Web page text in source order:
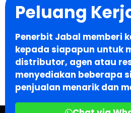
Peluang
Penerbit Jabal memberi
kepada siapapun untuk
distributor, agen atau
menyediakan beberapa
penjualan menarik dan